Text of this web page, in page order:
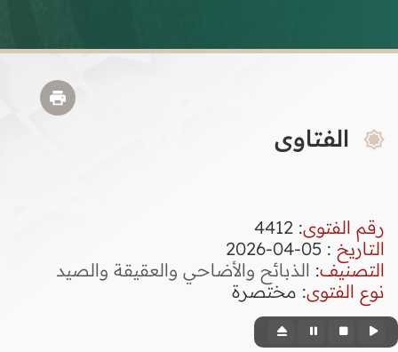
الفتاوى
رقم الفتوى:
4412
التاريخ : 05-04-2026
التصنيف: الذبائح والأضاحي والعقيقة والصيد
نوع الفتوى: مختصرة